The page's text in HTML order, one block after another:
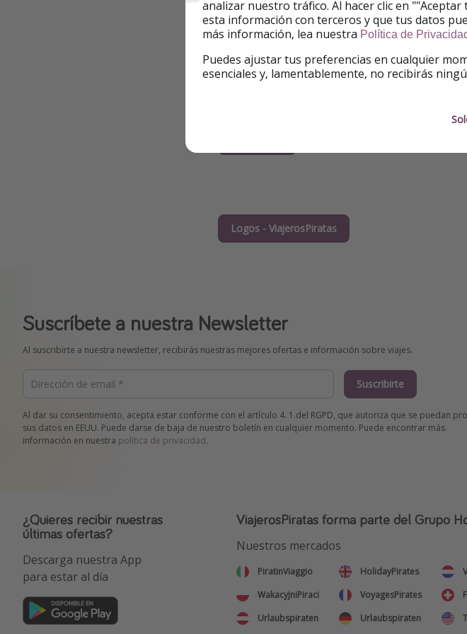
19 de junio de 2024
El gig tripping o viajar para asistir
verano
Logos - ViajerosPiratas
Suscríbete a nuestra Newsletter
Al suscribirte a nuestra newsletter, recibirás nuestras mejores ofertas e información sobre viajes.
Suscribirte
Al dar su consentimiento, acepta estar conforme con el artículo 4. 1.del RGPD, que autoriza que se puedan
sus datos en EEUU. Puede darse de baja de nuestro boletín en cualquier momento. Puede encontrar más
información en nuestra política de privacidad.
¿Quieres recibir nuestras
últimas ofertas?
Descarga nuestra App
para estar al día
ViajerosPiratas forma parte del Grupo
Nuestros mercados
PiratinViaggio HolidayPirates
WakacyjniPiraci
VoyagesPirates
Urlaubspiraten
Urlaubspiraten
analizar nuestro tráfico. Al hacer clic en
esta información con terceros y que tus datos
más información, lea nuestra Política de
Puedes ajustar tus preferencias en cualquier
esenciales y, lamentablemente, no recibirás